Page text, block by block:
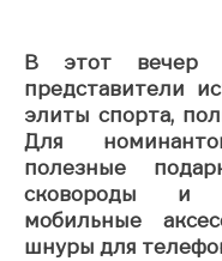
В этот вечер
представители
элиты спорта,
Для
полезные
сковороды и
мобильные
шнуры для